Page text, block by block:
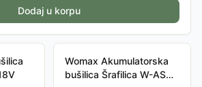
Dodaj u korpu
Womax Akumulatorska
bušilica Šrafilica W-AS